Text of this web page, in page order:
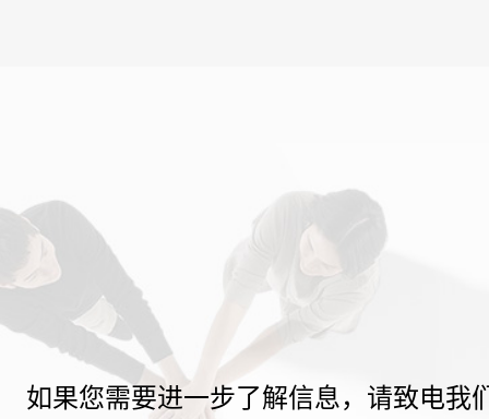
如果您需要进一步了解信息，请致电我